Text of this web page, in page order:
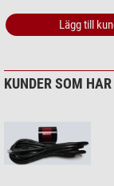
Lägg till
KUNDER SOM